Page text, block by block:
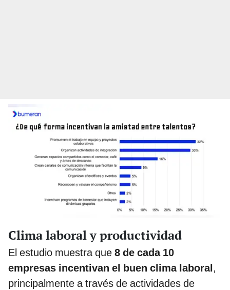
Clima laboral y productividad
El estudio muestra que 8 de cada 10
empresas incentivan el buen clima laboral,
principalmente a través de actividades de